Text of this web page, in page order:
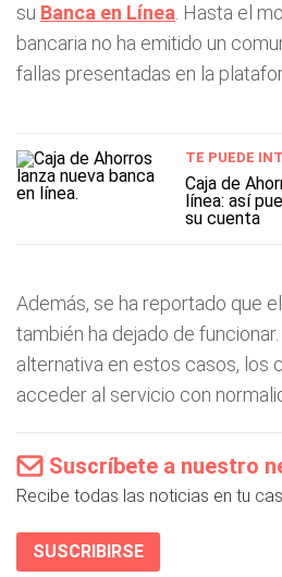
su Banca en Línea . Hasta el
bancaria no ha emitido un
fallas presentadas en la
TE PUEDE
Caja de
línea: así
su cuenta
Además, se ha reportado que
también ha dejado de
alternativa en estos casos, los
acceder al servicio con
Suscríbete a nuestro
Recibe todas las noticias en tu
SUSCRIBIRSE